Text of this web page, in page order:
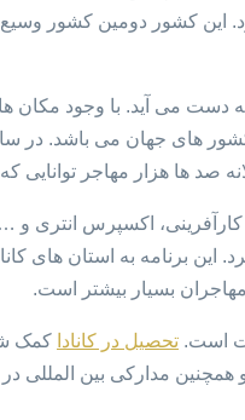
شمالی قرار دارد. این کشور
ترین کشور های جهان می
صد ها هزار مهاجر
اکسپرس انتری
در سال 2015 از این سیستم رونمایی
بسیار بیشتر است.
است. تحصیل در کانادا کمک
مدارکی بین المللی در